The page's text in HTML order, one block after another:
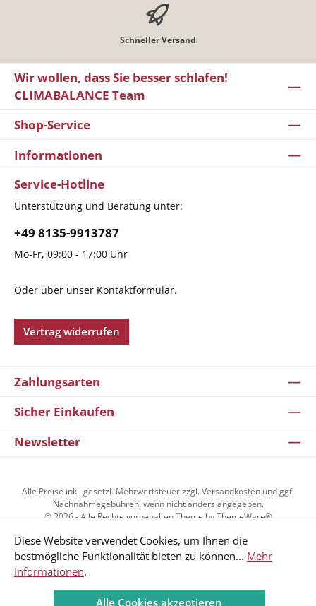
Schneller Versand
Wir wollen, dass Sie besser schlafen!
CLIMABALANCE Team
Shop-Service
Informationen
Service-Hotline
Unterstützung und Beratung unter:
+49 8135-9913787
Mo-Fr, 09:00 - 17:00 Uhr
Oder über unser Kontaktformular.
Vertrag widerrufen
Zahlungsarten
Sicher Einkaufen
Newsletter
Alle Preise inkl. gesetzl. Mehrwertsteuer zzgl.Versandkosten und ggf.
Nachnahmegebühren, wenn nicht anders angegeben.
© 2026 - Alle Rechte vorbehalten Theme byThemeWare®
Diese Website verwendet Cookies, um Ihnen die
bestmögliche Funktionalität bieten zu können... Mehr
Informationen.
Alle Cookies akzeptieren